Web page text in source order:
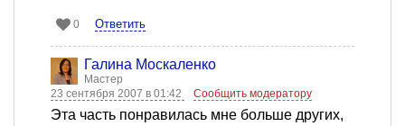
0 Ответить
Галина Москаленко
Мастер
23 сентября 2007 в 01:42
Сообщить модератору
Эта часть понравилась мне больше других,